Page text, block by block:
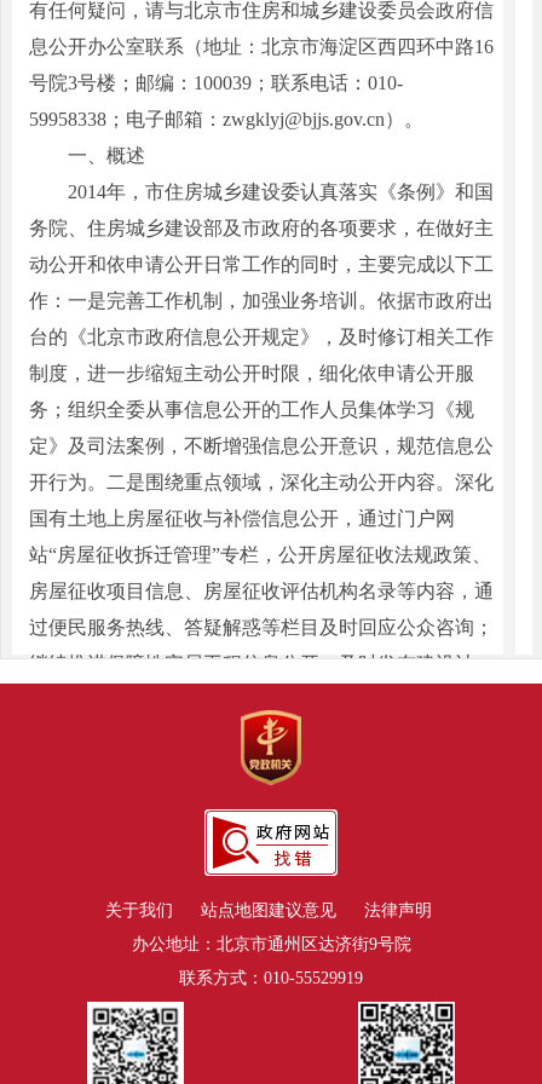
有任何疑问，请与北京市住房和城乡建设委员会政府信
息公开办公室联系（地址：北京市海淀区西四环中路16
号院3号楼；邮编：100039；联系电话：010-
59958338；电子邮箱：zwgklyj@bjjs.gov.cn）。
一、概述
2014年，市住房城乡建设委认真落实《条例》和国
务院、住房城乡建设部及市政府的各项要求，在做好主
动公开和依申请公开日常工作的同时，主要完成以下工
作：一是完善工作机制，加强业务培训。依据市政府出
台的《北京市政府信息公开规定》，及时修订相关工作
制度，进一步缩短主动公开时限，细化依申请公开服
务；组织全委从事信息公开的工作人员集体学习《规
定》及司法案例，不断增强信息公开意识，规范信息公
开行为。二是围绕重点领域，深化主动公开内容。深化
国有土地上房屋征收与补偿信息公开，通过门户网
站“房屋征收拆迁管理”专栏，公开房屋征收法规政策、
房屋征收项目信息、房屋征收评估机构名录等内容，通
过便民服务热线、答疑解惑等栏目及时回应公众咨询；
继续推进保障性安居工程信息公开，及时发布建设计
监管、公租房与廉租房并轨、公租房最大规模配租等政
策和工作动态，加大对各区县相关部门的监督检查力
度，向有住房保障需求的家庭及时传递信息；加强工程
建设项目以及信用信息公开，优化“北京市建筑市场公
开信息平台”的检索方式，方便公众在海量信息中迅速
获取有效信息。三是加强政策解读，及时回应社会关
切。围绕自住房摇号、普宅标准调整、房屋登记规范等
一系列重要政策，组织多方力量进行权威解读，帮助社
会公众全面了解政策背景和重点内容，为政策的顺利实
施营造良好的舆论环境；通过“市民对话一把手”、“走
关于我们 站点地图建议意见
法律声明
办公地址：北京市通州区达济街9号院
联系方式：010-55529919